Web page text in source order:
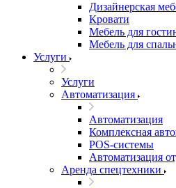
Дизайнерская
Кровати
Мебель для
Мебель для
Услуги
Услуги
Автоматизация
Автоматизация
Комплексная
POS-системы
Автоматизация
Аренда спецтехники